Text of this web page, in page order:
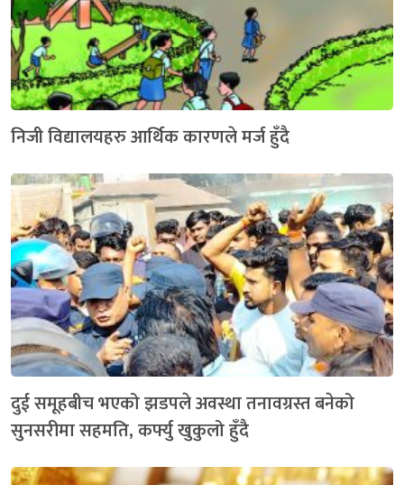
निजी विद्यालयहरु आर्थिक कारणले मर्ज हुँदै
दुई समूहबीच भएको झडपले अवस्था तनावग्रस्त बनेको
सुनसरीमा सहमति, कर्फ्यु खुकुलो हुँदै